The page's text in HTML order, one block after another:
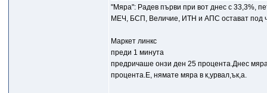
"Мяра": Радев първи при вот днес с 33,3%,
МЕЧ, БСП, Величие, ИТН и АПС остават под
Маркет линкс
преди 1 минута
предричаше онзи ден 25 процента.Днес
процента.Е, нямате мяра в к,уpвaл,ък,а.